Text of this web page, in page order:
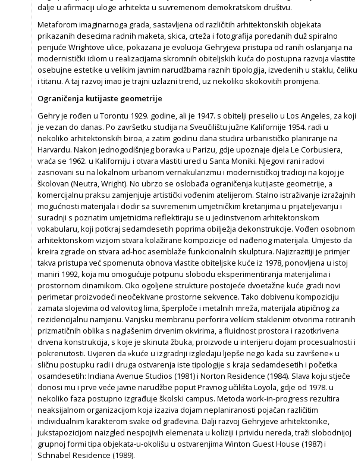
dalje u afirmaciji uloge arhitekta u suvremenom demokratskom društvu.
Metaforom imaginarnoga grada, sastavljena od različitih arhitektonskih objekata
prikazanih desecima radnih maketa, skica, crteža i fotografija poredanih duž spiralno
penjuće Wrightove ulice, pokazana je evolucija Gehryjeva pristupa od ranih oslanjanja na
modernistički idiom u realizacijama skromnih obiteljskih kuća do postupna razvoja vlastite
osebujne estetike u velikim javnim narudžbama raznih tipologija, izvedenih u staklu, čeliku
i titanu. A taj razvoj imao je trajni uzlazni trend, uz nekoliko skokovitih promjena.
Ograničenja kutijaste geometrije
Gehry je rođen u Torontu 1929. godine, ali je 1947. s obitelji preselio u Los Angeles, za koji
je vezan do danas. Po završetku studija na Sveučilištu južne Kalifornije 1954. radi u
nekoliko arhitektonskih biroa, a zatim godinu dana studira urbanističko planiranje na
Harvardu. Nakon jednogodišnjeg boravka u Parizu, gdje upoznaje djela Le Corbusiera,
vraća se 1962. u Kaliforniju i otvara vlastiti ured u Santa Moniki. Njegovi rani radovi
zasnovani su na lokalnom urbanom vernakularizmu i modernističkoj tradiciji na kojoj je
školovan (Neutra, Wright). No ubrzo se oslobađa ograničenja kutijaste geometrije, a
komercijalnu praksu zamjenjuje artistički vođenim atelijerom. Stalno istraživanje izražajnih
mogućnosti materijala i dodir sa suvremenim umjetničkim kretanjima u prijateljevanju i
suradnji s poznatim umjetnicima reflektiraju se u jedinstvenom arhitektonskom
vokabularu, koji potkraj sedamdesetih poprima obilježja dekonstrukcije. Vođen osobnom
arhitektonskom vizijom stvara kolažirane kompozicije od nađenog materijala. Umjesto da
kreira zgrade on stvara ad-hoc asemblaže funkcionalnih skulptura. Najizrazitiji je primjer
takva pristupa već spomenuta obnova vlastite obiteljske kuće iz 1978, ponovljena u istoj
maniri 1992, koja mu omogućuje potpunu slobodu eksperimentiranja materijalima i
prostornom dinamikom. Oko ogoljene strukture postojeće dvoetažne kuće gradi novi
perimetar proizvodeći neočekivane prostorne sekvence. Tako dobivenu kompoziciju
zamata slojevima od valovitog lima, šperploče i metalnih mreža, materijala atipičnog za
rezidencijalnu namjenu. Vanjsku membranu perforira velikim staklenim otvorima rotiranih
prizmatičnih oblika s naglašenim drvenim okvirima, a fluidnost prostora i razotkrivena
drvena konstrukcija, s koje je skinuta žbuka, proizvode u interijeru dojam procesualnosti i
pokrenutosti. Uvjeren da »kuće u izgradnji izgledaju ljepše nego kada su završene« u
sličnu postupku radi i druga ostvarenja iste tipologije s kraja sedamdesetih i početka
osamdesetih: Indiana Avenue Studios (1981) i Norton Residence (1984). Slava koju stječe
donosi mu i prve veće javne narudžbe poput Pravnog učilišta Loyola, gdje od 1978. u
nekoliko faza postupno izgrađuje školski campus. Metoda work-in-progress rezultira
neaksijalnom organizacijom koja izaziva dojam neplaniranosti pojačan različitim
individualnim karakterom svake od građevina. Dalji razvoj Gehryjeve arhitektonike,
jukstapozicijom naizgled nespojivih elemenata u koliziji i prividu nereda, traži slobodnijoj
grupnoj formi tipa objekata-u-okolišu u ostvarenjima Winton Guest House (1987) i
Schnabel Residence (1989).